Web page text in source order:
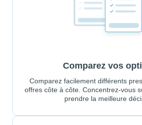
Comparez vos
Comparez facilement différents
offres côte à côte. Concentrez-vous
prendre la meilleure